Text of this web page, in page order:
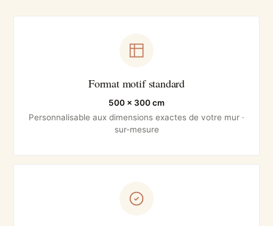
Format motif standard
500 × 300 cm
Personnalisable aux dimensions exactes de votre mur ·
sur-mesure